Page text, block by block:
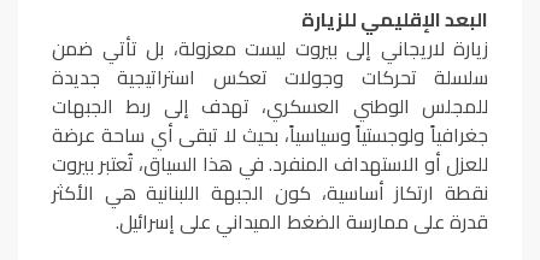
البعد الإقليمي للزيارة
زيارة لاريجاني إلى بيروت ليست معزولة، بل تأتي ضمن
سلسلة تحركات وجولات تعكس استراتيجية جديدة
للمجلس الوطني العسكري، تهدف إلى ربط الجبهات
جغرافياً ولوجستياً وسياسياً، بحيث لا تبقى أي ساحة عرضة
للعزل أو الاستهداف المنفرد. في هذا السياق، تُعتبر بيروت
نقطة ارتكاز أساسية، كون الجبهة اللبنانية هي الأكثر
قدرة على ممارسة الضغط الميداني على إسرائيل.